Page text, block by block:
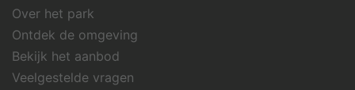
Over het park
Ontdek de omgeving
Bekijk het aanbod
Veelgestelde vragen